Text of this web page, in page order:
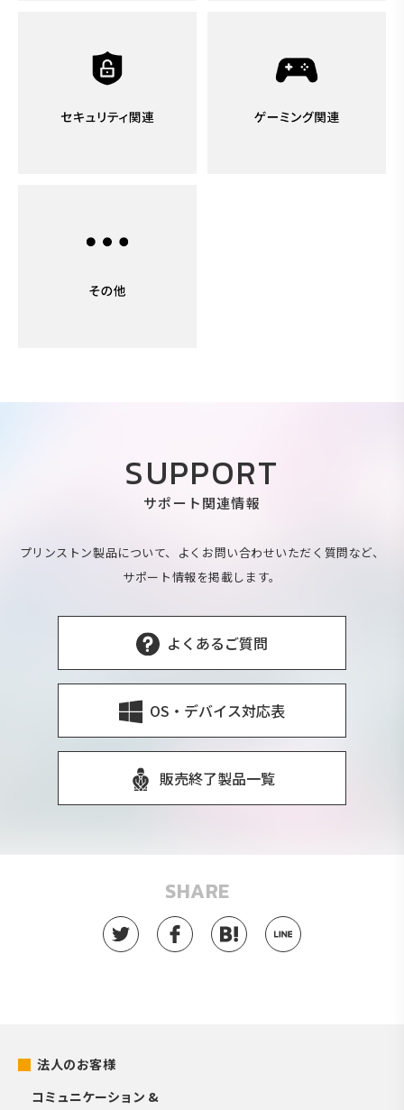
SUPPORT
サポート関連情報
プリンストン製品について、よくお問い合わせいただく質問など、
サポート情報を掲載します。
よくあるご質問
OS・デバイス対応表
販売終了製品一覧
SHARE
法人のお客様
コミュニケーション &